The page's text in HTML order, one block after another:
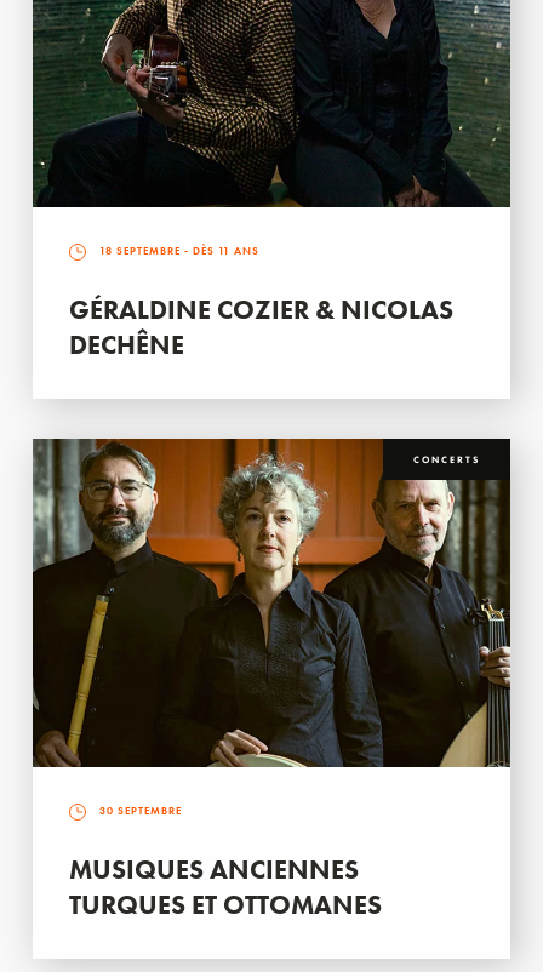
18 SEPTEMBRE - DÈS 11 ANS
GÉRALDINE COZIER & NICOLAS
DECHÊNE
CONCERTS
30 SEPTEMBRE
MUSIQUES ANCIENNES
TURQUES ET OTTOMANES